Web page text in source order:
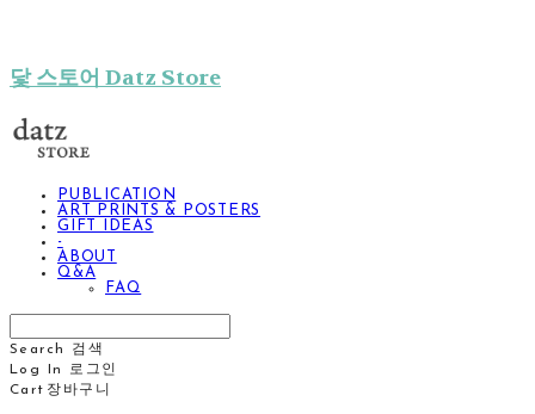
닻 스토어 Datz Store
PUBLICATION
ART PRINTS & POSTERS
GIFT IDEAS
-
ABOUT
Q&A
FAQ
Search
검색
Log In
로그인
Cart 장바구니